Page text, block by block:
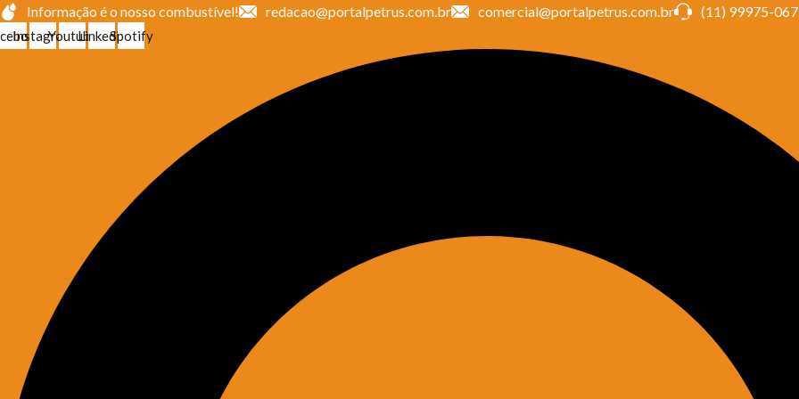
Ir
para
o
Informação é o nosso combustível! redacao@portalpetrus.com.br comercial@portalpetrus.com.br (11) 99975-
InstagramYoutubeLinkedinSpotify